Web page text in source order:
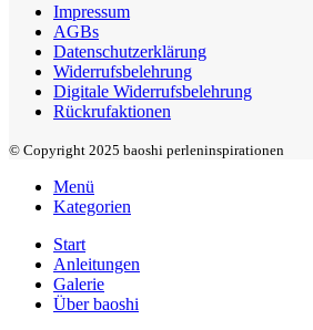
Impressum
AGBs
Datenschutzerklärung
Widerrufsbelehrung
Digitale Widerrufsbelehrung
Rückrufaktionen
© Copyright 2025 baoshi perleninspirationen
Menü
Kategorien
Start
Anleitungen
Galerie
Über baoshi